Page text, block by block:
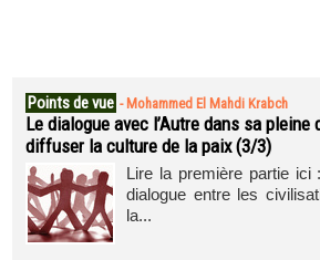
Points de vue - Mohammed El Mahdi Krabch
Le dialogue avec l’Autre dans sa pleine
diffuser la culture de la paix (3/3)
Lire la première partie ici
dialogue entre les
la...